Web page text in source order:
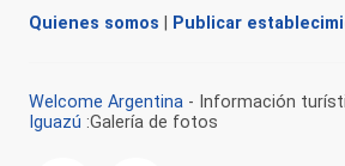
Quienes somos Publicar
Welcome Argentina - Información
Iguazú :Galería de fotos